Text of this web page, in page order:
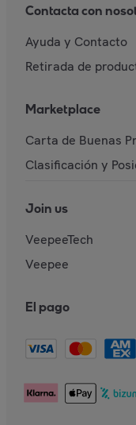
Contacta con
Ayuda y Contacto
Retirada de
Marketplace
Carta de Buenas
Clasificación y
Join us
VeepeeTech
Veepee
El pago